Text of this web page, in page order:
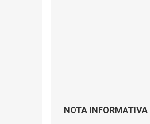
NOTA INFORMATIVA